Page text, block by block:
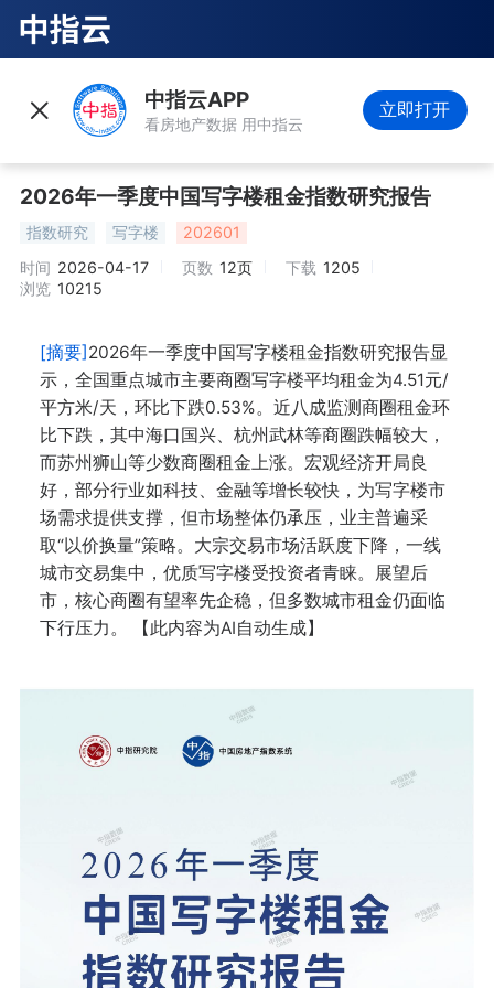
中指云APP
看房地产数据 用中指云
立即打开
2026年一季度中国写字楼租金指数研究报告
指数研究 写字楼
202601
时间 2026-04-17 页数 12页 下载 1205
浏览 10215
[摘要]2026年一季度中国写字楼租金指数研究报告显
示，全国重点城市主要商圈写字楼平均租金为4.51元/
平方米/天，环比下跌0.53%。近八成监测商圈租金环
比下跌，其中海口国兴、杭州武林等商圈跌幅较大，
而苏州狮山等少数商圈租金上涨。宏观经济开局良
好，部分行业如科技、金融等增长较快，为写字楼市
场需求提供支撑，但市场整体仍承压，业主普遍采
取“以价换量”策略。大宗交易市场活跃度下降，一线
城市交易集中，优质写字楼受投资者青睐。展望后
市，核心商圈有望率先企稳，但多数城市租金仍面临
下行压力。 【此内容为AI自动生成】